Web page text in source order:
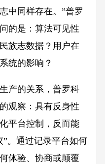
中同样存在。”普罗
的是：算法可见性
族志数据？用户在
统的影响？
的关系，普罗科
观察：具有反身性
平台控制，反而能
。通过记录平台如何
体验、协商或颠覆